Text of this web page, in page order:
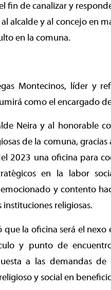
fin de canalizar y
alcalde y al concejo en
en la comuna.
Montecinos, líder y
como el encargado
Neira y al honorable
de la comuna,
2023 una oficina para
en la labor
y contento
religiosas.
que la oficina será el
y punto de
a las demandas
y social en